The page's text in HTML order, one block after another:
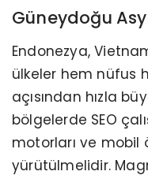
Güneydoğu
Endonezya,
ülkeler hem nüfus
açısından hızla
bölgelerde SEO
motorları ve mobil
yürütülmelidir.